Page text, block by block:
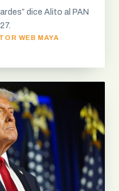
dice Alito al PAN
WEB MAYA